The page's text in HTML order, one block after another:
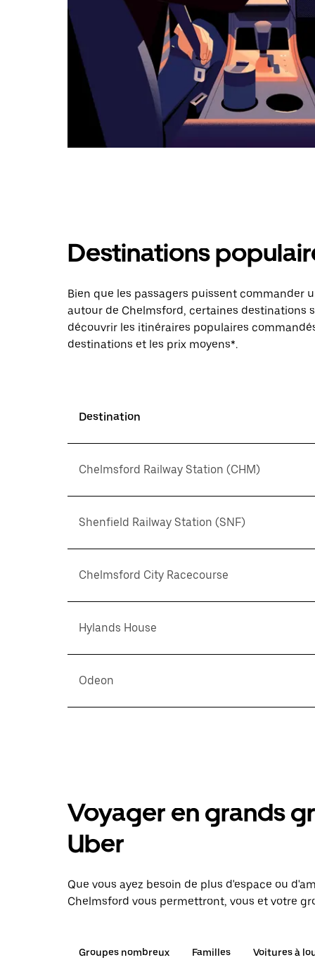
Destinations
Bien que les passagers puissent commander
autour de Chelmsford, certaines destinations
découvrir les itinéraires populaires
destinations et les prix moyens*.
Destination
Chelmsford Railway Station (CHM)
Shenfield Railway Station (SNF)
Chelmsford City Racecourse
Hylands House
Odeon
Voyager en grands
Uber
Que vous ayez besoin de plus d'espace ou
Chelmsford vous permettront, vous et votre
Groupes nombreux Familles Voitures à